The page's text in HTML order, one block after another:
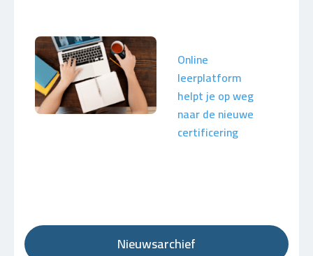
Online
leerplatform
helpt je op weg
naar de nieuwe
certificering
Nieuwsarchief